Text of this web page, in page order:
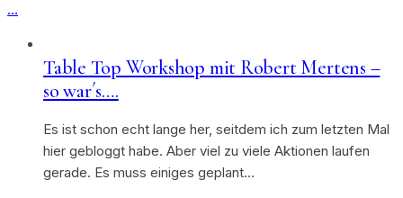
…
Table Top Workshop mit Robert Mertens –
so war´s….
Es ist schon echt lange her, seitdem ich zum letzten Mal
hier gebloggt habe. Aber viel zu viele Aktionen laufen
gerade. Es muss einiges geplant…